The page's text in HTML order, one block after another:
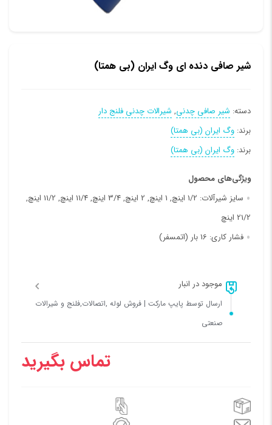
شیر صافی دنده ای وگ ایران (بی همتا)
دسته: شیر صافی چدنی, شیرالات چدنی فلنج دار
برند: وگ ایران (بی همتا)
برند: وگ ایران (بی همتا)
ویژگی‌های محصول
سایز شیرآلات:
1/2 اینچ, 1 اینچ, 2 اینچ, 3/4 اینچ, 11/4 اینچ, 11/2 اینچ,
21/2 اینچ
فشار کاری: 16 بار (اتمسفر)
موجود در انبار
ارسال توسط پایپ مارکت | فروش لوله ,اتصالات,فلنج و شیرالات
صنعتی
تماس بگیرید